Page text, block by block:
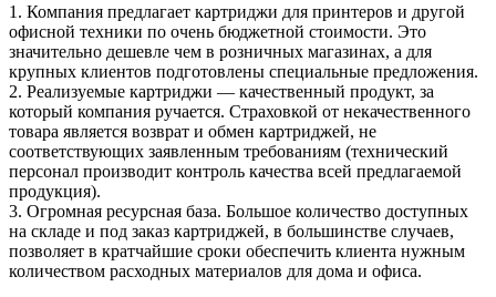
1. Компания предлагает картриджи для принтеров и другой
офисной техники по очень бюджетной стоимости. Это
значительно дешевле чем в розничных магазинах, а для
крупных клиентов подготовлены специальные предложения.
2. Реализуемые картриджи — качественный продукт, за
который компания ручается. Страховкой от некачественного
товара является возврат и обмен картриджей, не
соответствующих заявленным требованиям (технический
персонал производит контроль качества всей предлагаемой
продукция).
3. Огромная ресурсная база. Большое количество доступных
на складе и под заказ картриджей, в большинстве случаев,
позволяет в кратчайшие сроки обеспечить клиента нужным
количеством расходных материалов для дома и офиса.